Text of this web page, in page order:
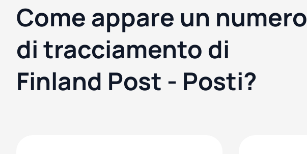
Come appare un numero
di tracciamento di
Finland Post - Posti?